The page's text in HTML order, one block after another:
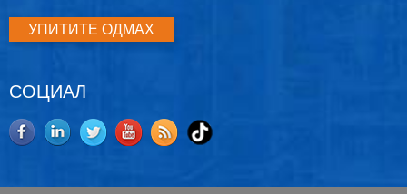
УПИТИТЕ ОДМАХ
СОЦИАЛ